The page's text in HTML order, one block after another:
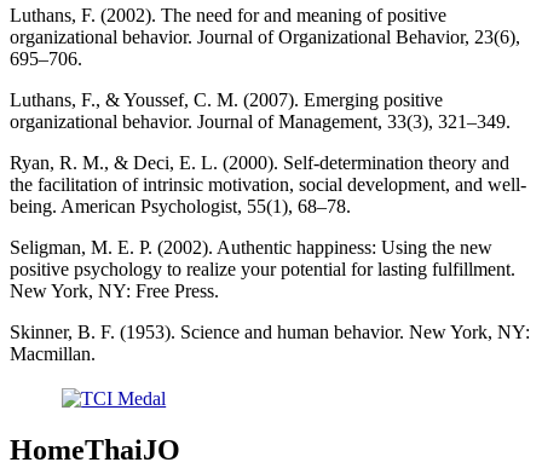
Luthans, F. (2002). The need for and meaning of positive
organizational behavior. Journal of Organizational Behavior, 23(6),
695–706.
Luthans, F., & Youssef, C. M. (2007). Emerging positive
organizational behavior. Journal of Management, 33(3), 321–349.
Ryan, R. M., & Deci, E. L. (2000). Self-determination theory and
the facilitation of intrinsic motivation, social development, and well-
being. American Psychologist, 55(1), 68–78.
Seligman, M. E. P. (2002). Authentic happiness: Using the new
positive psychology to realize your potential for lasting fulfillment.
New York, NY: Free Press.
Skinner, B. F. (1953). Science and human behavior. New York, NY:
Macmillan.
HomeThaiJO